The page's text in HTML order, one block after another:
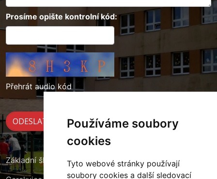
Používáme soubory
cookies
Tyto webové stránky používají
soubory cookies a další sledovací
Prosíme opište kontrolní kód:
Přehrát audio kód
Základní škola Cerekvice nad Loučnou